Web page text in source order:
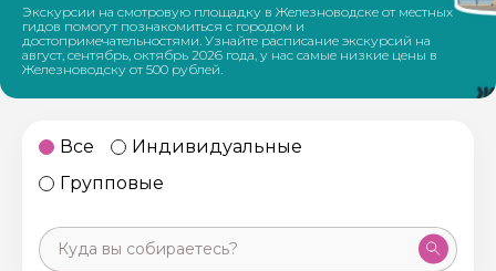
Экскурсии на смотровую площадку в Железноводске от местных
гидов помогут познакомиться с городом и
достопримечательностями. Узнайте расписание экскурсий на
август, сентябрь, октябрь 2026 года, у нас самые низкие цены в
Железноводску от 500 рублей.
Все
Индивидуальные
Групповые